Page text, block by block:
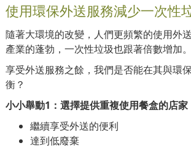
使用環保外送服務減少一次性
隨著大環境的改變，人們更頻繁的使用外
產業的蓬勃，一次性垃圾也跟著倍數增加。
享受外送服務之餘，我們是否能在其與環
衡？
小小舉動1：選擇提供重複使用餐盒的店家
繼續享受外送的便利
達到低廢棄